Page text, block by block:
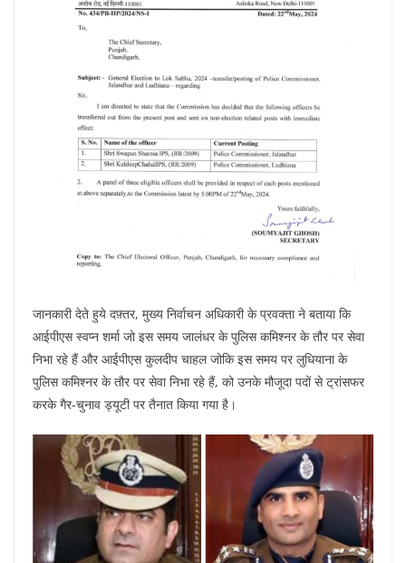
जानकारी देते हुये दफ़्तर, मुख्य निर्वाचन अधिकारी के प्रवक्ता ने बताया कि
आईपीएस स्वप्न शर्मा जो इस समय जालंधर के पुलिस कमिश्नर के तौर पर सेवा
निभा रहे हैं और आईपीएस कुलदीप चाहल जोकि इस समय पर लुधियाना के
पुलिस कमिश्नर के तौर पर सेवा निभा रहे हैं, को उनके मौजूदा पदों से ट्रांसफर
करके गैर-चुनाव ड्यूटी पर तैनात किया गया है।